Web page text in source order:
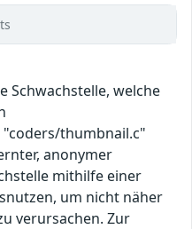
Schwachstelle, welche
"coders/thumbnail.c"
anonymer
mithilfe einer
um nicht näher
verursachen. Zur